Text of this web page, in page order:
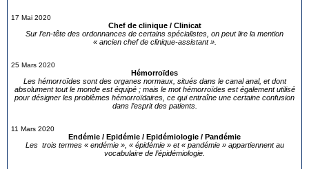
17 Mai 2020
Chef de clinique / Clinicat
Sur l’en-tête des ordonnances de certains spécialistes, on peut lire la mention
« ancien chef de clinique-assistant ».
25 Mars 2020
Hémorroïdes
Les hémorroïdes sont des organes normaux, situés dans le canal anal, et dont
absolument tout le monde est équipé ; mais le mot hémorroïdes est également utilisé
pour désigner les problèmes hémorroïdaires, ce qui entraîne une certaine confusion
dans l’esprit des patients.
11 Mars 2020
Endémie / Epidémie / Epidémiologie / Pandémie
Les trois termes « endémie », « épidémie » et « pandémie » appartiennent au
vocabulaire de l’épidémiologie.